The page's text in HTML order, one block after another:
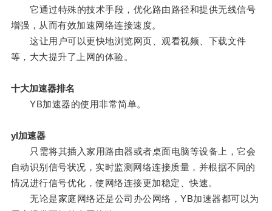
它通过特殊的技术手段，优化路由路径和提供无线信号
增强，从而有效加速网络连接速度。
这让用户可以更快地浏览网页、观看视频、下载文件
等，大大提升了上网的体验。
十大加速器排名
YB加速器的使用非常简单。
yl加速器
只需将其插入家用路由器或者桌面电脑等设备上，它会
自动识别信号状况，实时监测网络连接质量，并根据不同的
情况进行信号优化，使网络连接更加稳定、快速。
无论是家庭网络还是公司办公网络，YB加速器都可以为